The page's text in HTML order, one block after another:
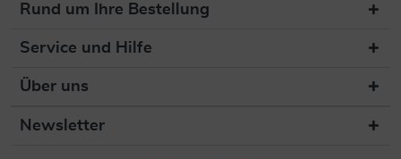
Rund um Ihre Bestellung
Service und Hilfe
Über uns
Newsletter